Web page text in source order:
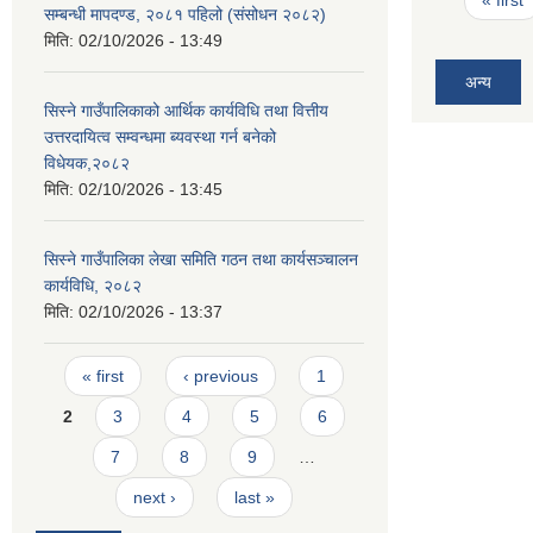
सम्बन्धी मापदण्ड, २०८१ पहिलो (संसोधन २०८२)
मिति: 02/10/2026 - 13:49
सिस्ने गाउँपालिकाको आर्थिक कार्यविधि तथा वित्तीय
उत्तरदायित्व सम्वन्धमा ब्यवस्था गर्न बनेको
विधेयक,२०८२
मिति: 02/10/2026 - 13:45
सिस्ने गाउँपालिका लेखा समिति गठन तथा कार्यसञ्चालन
कार्यविधि, २०८२
मिति: 02/10/2026 - 13:37
Pages
« first ‹ previous 1
2 3 4 5 6
7 8 9
next › last »
अन्य